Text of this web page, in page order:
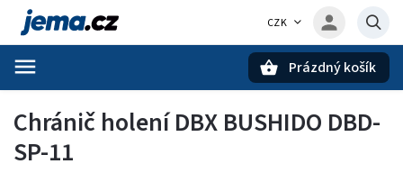
CZK
Prázdný košík
Chránič holení DBX BUSHIDO DBD-
SP-11